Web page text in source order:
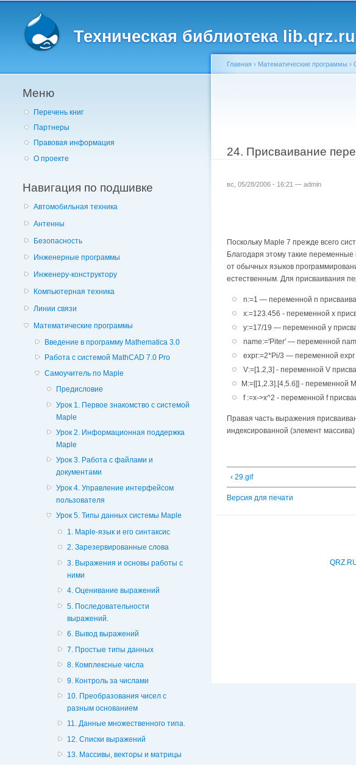
Техническая библиотека lib.qrz.ru
Меню
Перечень книг
Партнеры
Правовая информация
О проекте
Навигация по подшивке
Автомобильная техника
Антенны
Безопасность
Инженерные программы
Инженеру-конструктору
Компьютерная техника
Линии связи
Математические программы
Введение в программу Mathematica 3.0
Работа с системой MathCAD 7.0 Pro
Самоучитель по Maple
Предисловие
Урок 1. Первое знакомство с системой
Maple
Урок 2. Информационная поддержка
Maple
Урок 3. Работа с файлами и
документами
Урок 4. Управление интерфейсом
пользователя
Урок 5. Типы данных системы Maple
1. Maple-язык и его синтаксис
2. Зарезервированные слова
3. Выражения и основы работы с
ними
4. Оценивание выражений
5. Последовательности
выражений.
6. Вывод выражений
7. Простые типы данных
8. Комплексные числа
9. Контроль за числами
10. Преобразования чисел с
разным основанием
11. Данные множественного типа.
12. Списки выражений
13. Массивы, векторы и матрицы
Главная › Математические программы ›
24. Присваивание
вс, 05/28/2006 - 16:21 — admin
Поскольку Maple 7 прежде всего
Благодаря этому такие переменные
от обычных языков
естественным. Для присваивания
n:=1 — переменной n
х:=123.456 - переменной х
у:=17/19 — переменной у
name:='Piter' — переменной
expr:=2*Pi/3 — переменной
V:=[1.2,3] - переменной V
М:=[[1,2.3].[4,5.б]] - переменной
f :=х->х^2 - переменной f
Правая часть выражения
индексированной (элемент массива)
‹ 29.gif
Версия для печати